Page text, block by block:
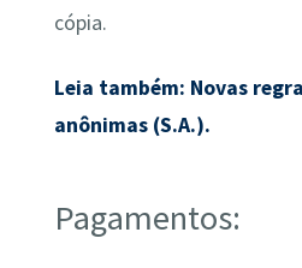
cópia.
Leia também: Novas
anônimas (S.A.).
Pagamentos: